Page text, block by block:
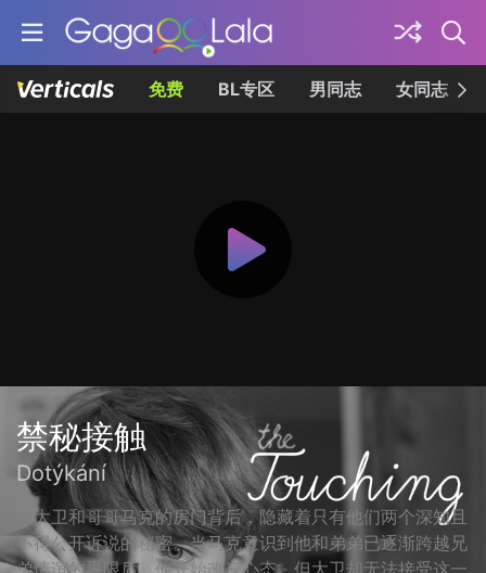
免费 BL专区 男同志 女同志
禁秘接触
Dotýkání
在大卫和哥哥马克的房门背后，隐藏着只有他们两个深知且
不得公开诉说的秘密。当马克意识到他和弟弟已逐渐跨越兄
弟情谊的界限后，他开始改变心态，但大卫却无法接受这一